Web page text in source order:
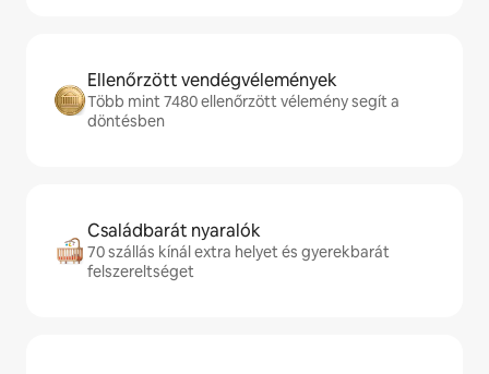
Ellenőrzött vendégvélemények
Több mint 7480 ellenőrzött vélemény segít a
döntésben
Családbarát nyaralók
70 szállás kínál extra helyet és gyerekbarát
felszereltséget